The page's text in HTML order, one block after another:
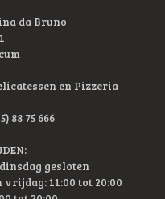
da Bruno
en Pizzeria
88 75 666
gesloten
vrijdag: 11:00 tot 20:00